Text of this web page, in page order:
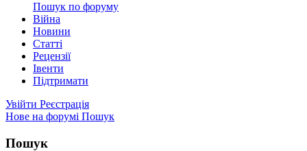
Пошук по форуму
Війна
Новини
Статті
Рецензії
Івенти
Підтримати
Увійти Реєстрація
Нове на форумі Пошук
Пошук